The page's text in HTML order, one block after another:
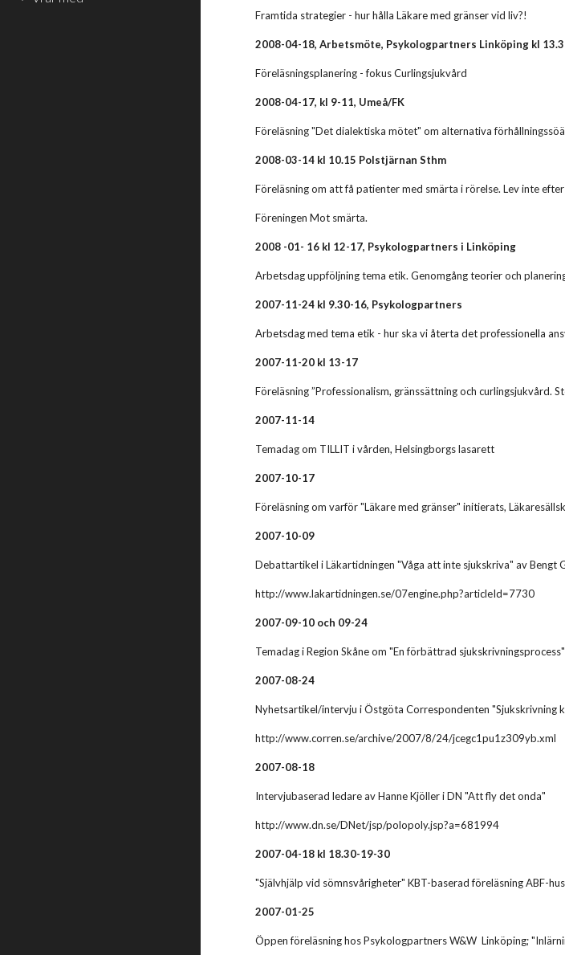
Framtida strategier - hur hålla Läkare med gränser vid liv?!
2008-04-18, Arbetsmöte, Psykologpartners Linköping kl
Föreläsningsplanering - fokus Curlingsjukvård
2008-04-17, kl 9-11, Umeå/FK
Föreläsning "Det dialektiska mötet" om alternativa
2008-03-14 kl 10.15 Polstjärnan Sthm
Föreläsning om att få patienter med smärta i rörelse. Lev inte
Föreningen Mot smärta.
2008 -01- 16 kl 12-17, Psykologpartners i Linköping
Arbetsdag uppföljning tema etik. Genomgång teorier och
2007-11-24 kl 9.30-16, Psykologpartners
Arbetsdag med tema etik - hur ska vi återta det professionella
2007-11-20 kl 13-17
Föreläsning ”Professionalism, gränssättning och curlingsjukvård.
2007-11-14
Temadag om TILLIT i vården, Helsingborgs lasarett
2007-10-17
Föreläsning om varför "Läkare med gränser" initierats,
2007-10-09
Debattartikel i Läkartidningen "Våga att inte sjukskriva" av Bengt
http://www.lakartidningen.se/07engine.php?articleId=7730
2007-09-10 och 09-24
Temadag i Region Skåne om "En förbättrad
2007-08-24
Nyhetsartikel/intervju i Östgöta Correspondenten "Sjukskrivning
http://www.corren.se/archive/2007/8/24/jcegc1pu1z309yb.xml
2007-08-18
Intervjubaserad ledare av Hanne Kjöller i DN "Att fly det onda"
http://www.dn.se/DNet/jsp/polopoly.jsp?a=681994
2007-04-18 kl 18.30-19-30
"Självhjälp vid sömnsvårigheter" KBT-baserad föreläsning ABF-
2007-01-25
Öppen föreläsning hos Psykologpartners W&W Linköping;